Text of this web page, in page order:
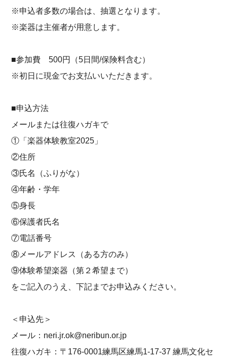
※申込者多数の場合は、抽選となります。
※楽器は主催者が用意します。
■参加費 500円（5日間/保険料含む）
※初日に現金でお支払いいただきます。
■申込方法
メールまたは往復ハガキで
①「楽器体験教室2025」
②住所
③氏名（ふりがな）
④年齢・学年
⑤身長
⑥保護者氏名
⑦電話番号
⑧メールアドレス（ある方のみ）
⑨体験希望楽器（第２希望まで）
をご記入のうえ、下記までお申込みください。
＜申込先＞
メール：neri.jr.ok@neribun.or.jp
往復ハガキ：〒176-0001練馬区練馬1-17-37 練馬文化セ